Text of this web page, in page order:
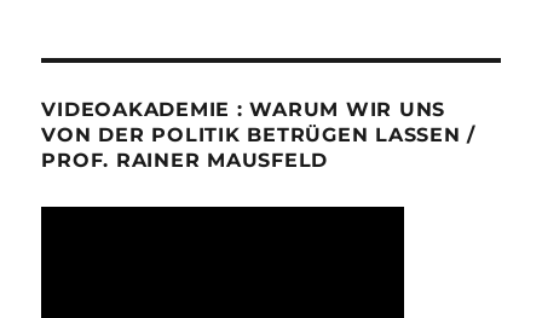
VIDEOAKADEMIE : WARUM WIR UNS
VON DER POLITIK BETRÜGEN LASSEN /
PROF. RAINER MAUSFELD